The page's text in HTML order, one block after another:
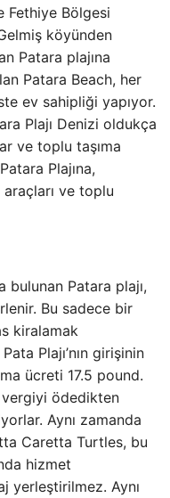
Fethiye Bölgesi
köyünden
Patara plajına
Patara Beach, her
ev sahipliği yapıyor.
Plajı Denizi oldukça
ve toplu taşıma
Plajına,
ve toplu
bulunan Patara plajı,
Bu sadece bir
kiralamak
Plajı’nın girişinin
ücreti 17.5 pound.
vergiyi ödedikten
Aynı zamanda
Caretta Turtles, bu
hizmet
yerleştirilmez. Aynı